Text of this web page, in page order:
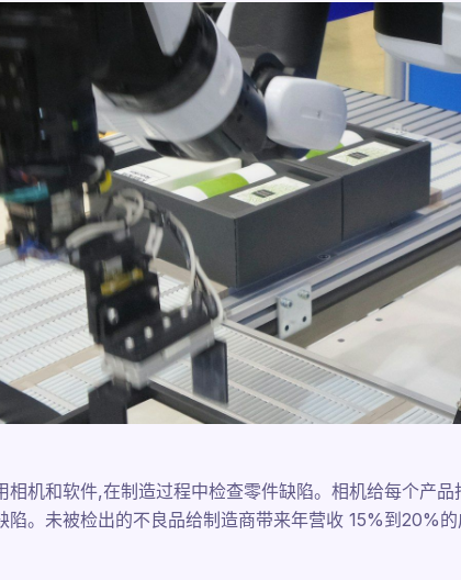
相机和软件,在制造过程中检查零件缺陷。相机给每个产
陷。未被检出的不良品给制造商带来年营收 15%到20%